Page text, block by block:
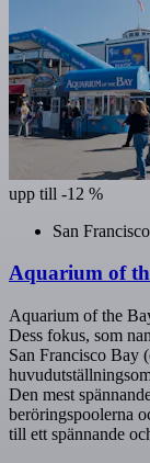
upp till -12 %
San Francisco
Aquarium of
Aquarium of the
Dess fokus, som
San Francisco Bay
Den mest
beröringspoolerna
till ett spännande